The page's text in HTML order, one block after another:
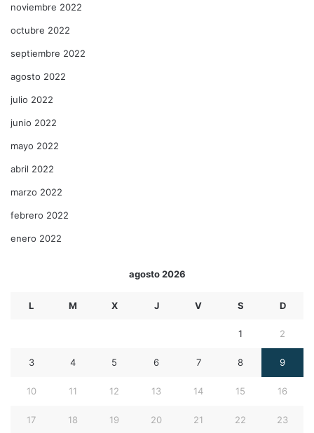
noviembre 2022
octubre 2022
septiembre 2022
agosto 2022
julio 2022
junio 2022
mayo 2022
abril 2022
marzo 2022
febrero 2022
enero 2022
agosto 2026
L M X J V S D
1 2
3 4 5 6 7 8 9
10 11 12 13 14 15 16
17 18 19 20 21 22 23